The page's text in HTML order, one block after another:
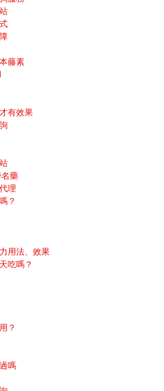
藤素
有效果
藥
理
？
用法、效果
吃嗎？
？
嗎